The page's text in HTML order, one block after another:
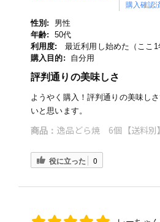
購入確認
性別:
男性
年齢:
50代
利用度:
最近利用し始めた（ここ1
購入目的:
自分用
評判通りの美味しさ
ようやく購入！評判通りの美味し
いと思います。
商品： 逸品どら焼 6個【送料別】
役に立った 0